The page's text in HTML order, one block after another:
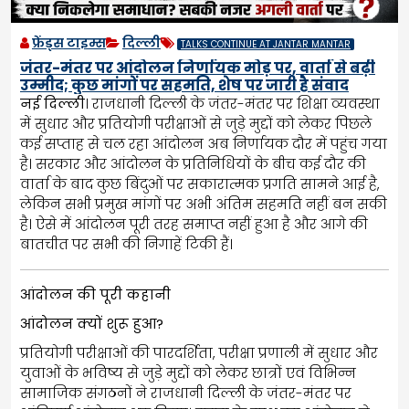
फ्रेंड्स टाइम्स दिल्ली TALKS CONTINUE AT JANTAR MANTAR
जंतर-मंतर पर आंदोलन निर्णायक मोड़ पर, वार्ता से बढ़ी
उम्मीद; कुछ मांगों पर सहमति, शेष पर जारी है संवाद
नई दिल्ली। राजधानी दिल्ली के जंतर-मंतर पर शिक्षा व्यवस्था
में सुधार और प्रतियोगी परीक्षाओं से जुड़े मुद्दों को लेकर पिछले
कई सप्ताह से चल रहा आंदोलन अब निर्णायक दौर में पहुंच गया
है। सरकार और आंदोलन के प्रतिनिधियों के बीच कई दौर की
वार्ता के बाद कुछ बिंदुओं पर सकारात्मक प्रगति सामने आई है,
लेकिन सभी प्रमुख मांगों पर अभी अंतिम सहमति नहीं बन सकी
है। ऐसे में आंदोलन पूरी तरह समाप्त नहीं हुआ है और आगे की
बातचीत पर सभी की निगाहें टिकी हैं।
आंदोलन की पूरी कहानी
आंदोलन क्यों शुरू हुआ?
प्रतियोगी परीक्षाओं की पारदर्शिता, परीक्षा प्रणाली में सुधार और
युवाओं के भविष्य से जुड़े मुद्दों को लेकर छात्रों एवं विभिन्न
सामाजिक संगठनों ने राजधानी दिल्ली के जंतर-मंतर पर